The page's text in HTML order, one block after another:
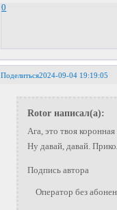
0
Поделиться2024-09-04 19:19:05
Rotor написал(а):
Ага, это твоя
Ну давай, давай.
Подпись автора
Оператор без